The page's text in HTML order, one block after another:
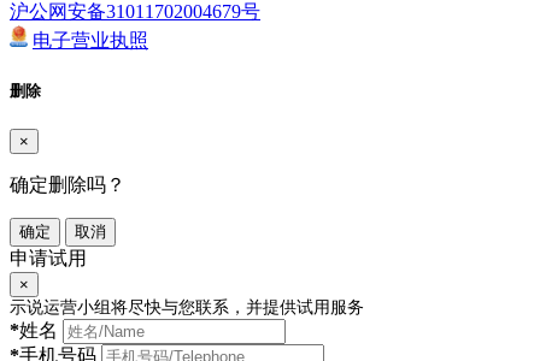
沪公网安备31011702004679号
电子营业执照
删除
×
确定删除吗？
确定 取消
申请试用
×
示说运营小组将尽快与您联系，并提供试用服务
*姓名
*手机号码